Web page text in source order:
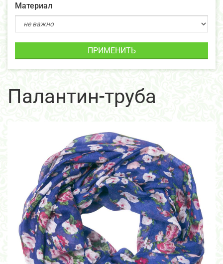
Материал
ПРИМЕНИТЬ
Палантин-труба